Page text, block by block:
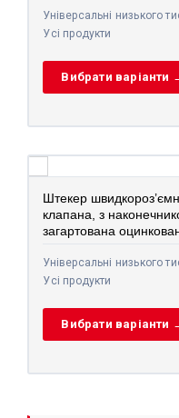
Універсальні низького
Усі продукти
Вибрати варіанти
Штекер
клапана, з
загартована
Універсальні низького
Усі продукти
Вибрати варіанти